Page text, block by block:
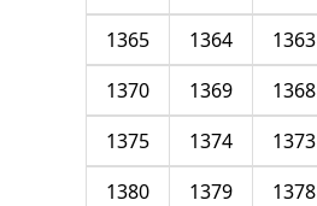
1363
1364
1365
1368
1369
1370
1373
1374
1375
1378
1379
1380